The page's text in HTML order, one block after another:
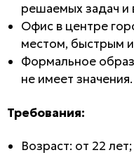
решаемых задач и
Офис в центре
местом, быстрым
Формальное
не имеет значения.
Требования:
Возраст: от 22 лет;